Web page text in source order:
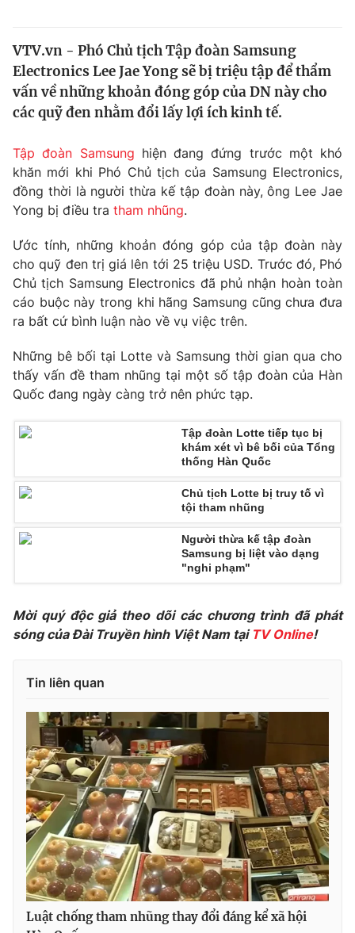
Thế giới
Tin tức
Thế giới đó đây
Câu chuyện quốc tế
Kinh tế
Thị trường
Góc doanh nghiệp
Dữ liệu và đời sống
Truyền hình
Hậu trường
Nhân vật
Khán giả
Giải sao mai
Giải trí
Điện ảnh
Âm nhạc
Đời sống
Du lịch
Làm đẹp
Chất lượng cuộc sống
Giáo dục
Tuyển sinh
Học trực tuyến
Công nghệ
Sản phẩm
Thị trường
Giao lưu trực tuyến
Chuyên mục khác
Podcast
VTV Money
VTV Sức khoẻ Bất động sản
Thị trường 24h Tấm lòng Việt
VTV4 Vươn mình bằng AI
VTV9 VTV8
Liên hệ tòa soạn English
VTV.vn - Phó Chủ tịch Tập đoàn Samsung
Electronics Lee Jae Yong sẽ bị triệu tập để thẩm
vấn về những khoản đóng góp của DN này cho
các quỹ đen nhằm đổi lấy lợi ích kinh tế.
Tập đoàn Samsung hiện đang đứng trước một khó
khăn mới khi Phó Chủ tịch của Samsung Electronics,
đồng thời là người thừa kế tập đoàn này, ông Lee Jae
Yong bị điều tra tham nhũng.
Ước tính, những khoản đóng góp của tập đoàn này
cho quỹ đen trị giá lên tới 25 triệu USD. Trước đó, Phó
Chủ tịch Samsung Electronics đã phủ nhận hoàn toàn
cáo buộc này trong khi hãng Samsung cũng chưa đưa
ra bất cứ bình luận nào về vụ việc trên.
Những bê bối tại Lotte và Samsung thời gian qua cho
thấy vấn đề tham nhũng tại một số tập đoàn của Hàn
Quốc đang ngày càng trở nên phức tạp.
Tập đoàn Lotte tiếp tục bị
khám xét vì bê bối của Tổng
thống Hàn Quốc
Chủ tịch Lotte bị truy tố vì
tội tham nhũng
Người thừa kế tập đoàn
Samsung bị liệt vào dạng
"nghi phạm"
Mời quý độc giả theo dõi các chương trình đã phát
sóng của Đài Truyền hình Việt Nam tại TV Online!
Tin liên quan
Luật chống tham nhũng thay đổi đáng kể xã hội